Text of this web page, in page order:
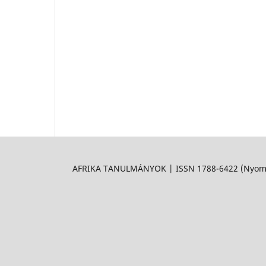
AFRIKA TANULMÁNYOK | ISSN 1788-6422